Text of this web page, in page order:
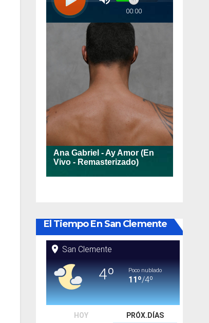
El Tiempo En San Clemente